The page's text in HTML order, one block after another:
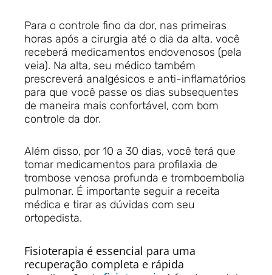
Para o controle fino da dor, nas primeiras
horas após a cirurgia até o dia da alta, você
receberá medicamentos endovenosos (pela
veia). Na alta, seu médico também
prescreverá analgésicos e anti-inflamatórios
para que você passe os dias subsequentes
de maneira mais confortável, com bom
controle da dor.
Além disso, por 10 a 30 dias, você terá que
tomar medicamentos para profilaxia de
trombose venosa profunda e tromboembolia
pulmonar. É importante seguir a receita
médica e tirar as dúvidas com seu
ortopedista.
Fisioterapia é essencial para uma
recuperação completa e rápida